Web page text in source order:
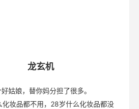
龙玄机
姑娘，替你妈分担了很多。
化妆品都不用，28岁什么化妆品都没